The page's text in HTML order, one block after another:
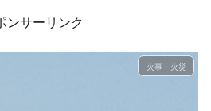
ンサーリンク